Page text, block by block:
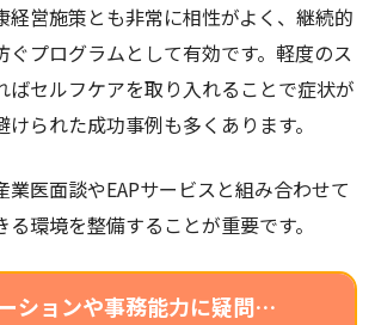
経営施策とも非常に相性がよく、継続的
ぐプログラムとして有効です。軽度のス
ばセルフケアを取り入れることで症状が
られた成功事例も多くあります。
業医面談やEAPサービスと組み合わせて
環境を整備することが重要です。
ションや事務能力に疑問…